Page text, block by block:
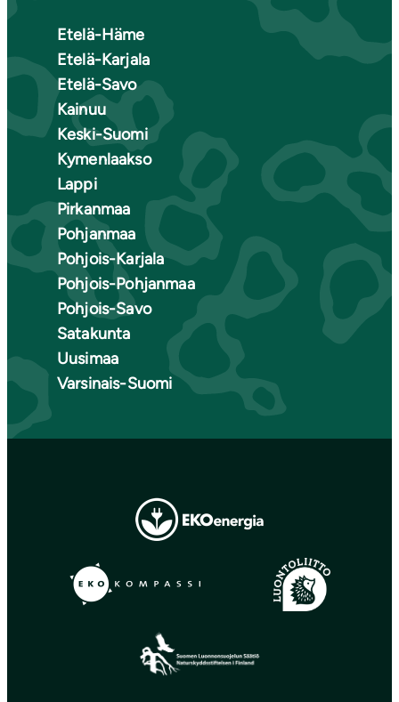
Etelä-Häme
Etelä-Karjala
Etelä-Savo
Kainuu
Keski-Suomi
Kymenlaakso
Lappi
Pirkanmaa
Pohjanmaa
Pohjois-Karjala
Pohjois-Pohjanmaa
Pohjois-Savo
Satakunta
Uusimaa
Varsinais-Suomi